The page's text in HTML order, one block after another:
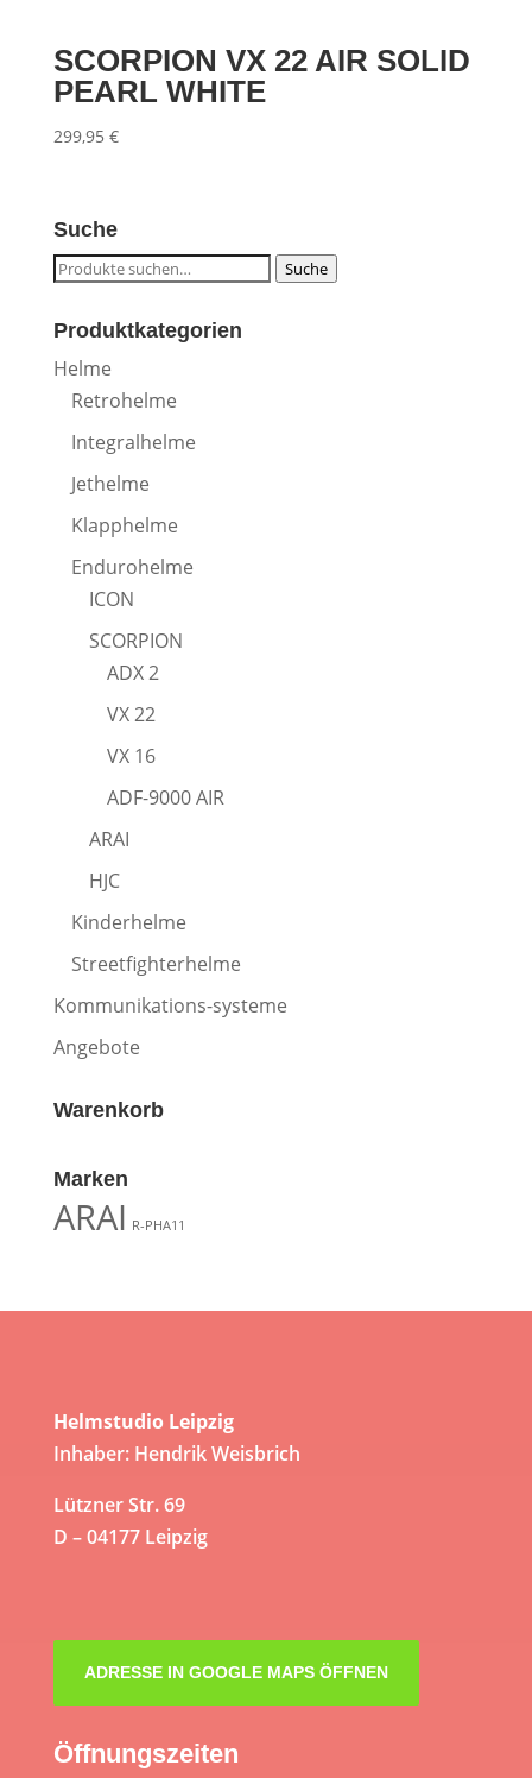
SCORPION VX 22 AIR SOLID
PEARL WHITE
299,95 €
Suche
Suche
Suche
Produktkategorien
Helme
Retrohelme
Integralhelme
Jethelme
Klapphelme
Endurohelme
ICON
SCORPION
ADX 2
VX 22
VX 16
ADF-9000 AIR
ARAI
HJC
Kinderhelme
Streetfighterhelme
Kommunikations-systeme
Angebote
Warenkorb
Marken
ARAI R-PHA11
Helmstudio Leipzig
Inhaber: Hendrik Weisbrich
Lützner Str. 69
D – 04177 Leipzig
ADRESSE IN GOOGLE MAPS ÖFFNEN
Öffnungszeiten